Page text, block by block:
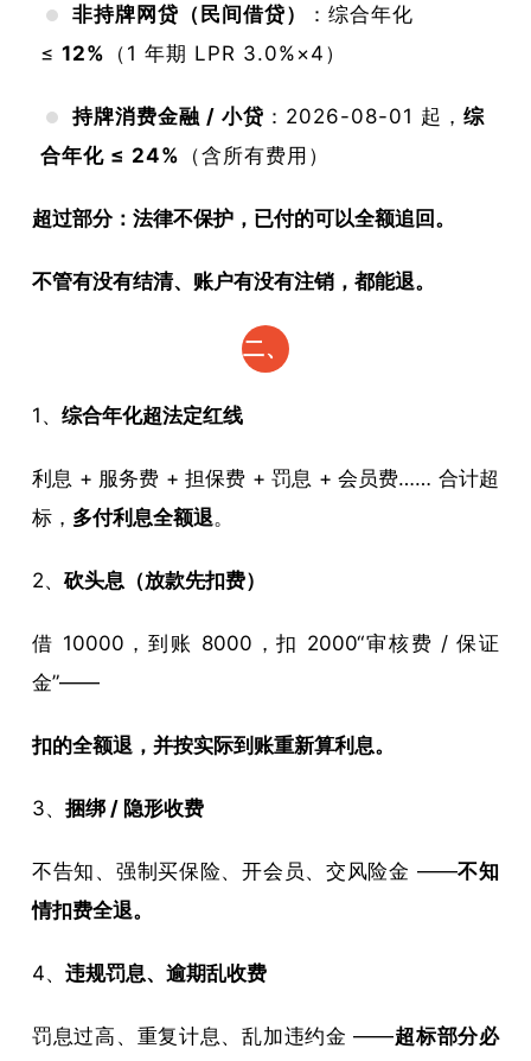
非持牌网贷（民间借贷）
：综合年化
≤ 12% （1 年期 LPR 3.0%×4）
持牌消费金融 / 小贷 ：2026-08-01 起， 综
合年化 ≤ 24% （含所有费用）
超过部分：法律不保护，已付的可以全额追回。
不管有没有结清、账户有没有注销，都能退。
二、
钱，
能退
（占
1、 综合年化超法定红线
利息 + 服务费 + 担保费 + 罚息 + 会员费…… 合计超
标， 多付利息全额退。
2、 砍头息（放款先扣费）
借 10000，到账 8000，扣 2000“审核费 / 保证
金”——
扣的全额退，并按实际到账重新算利息。
3、 捆绑 / 隐形收费
不告知、强制买保险、开会员、交风险金 ——不知
情扣费全退。
4、 违规罚息、逾期乱收费
罚息过高、重复计息、乱加违约金 ——超标部分必